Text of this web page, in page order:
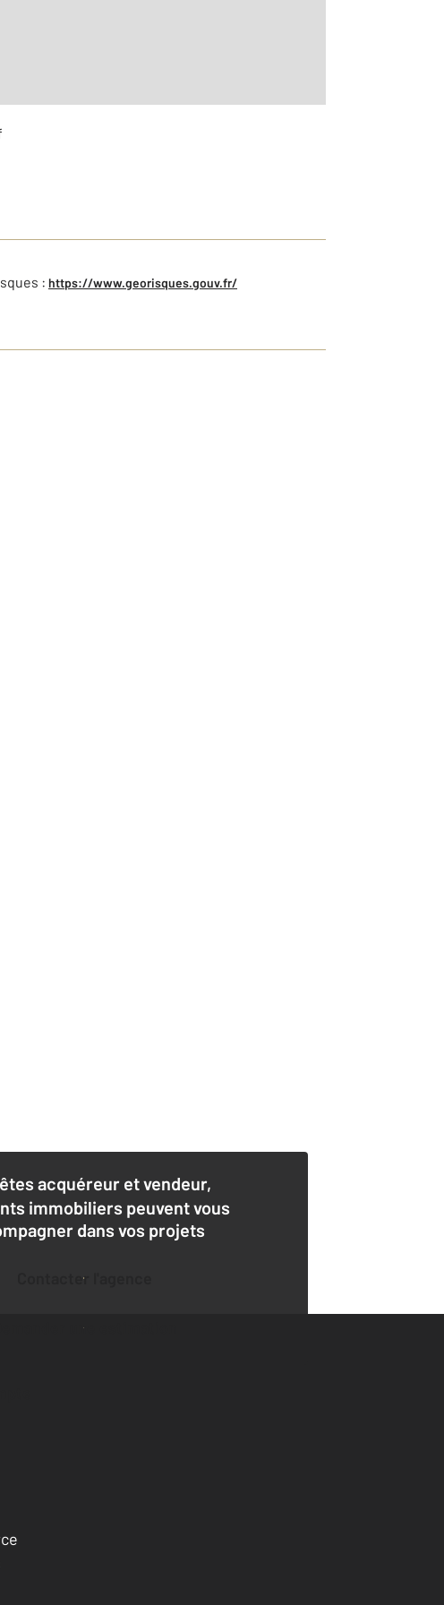
: https://www.georisques.gouv.fr/
acquéreur et vendeur,
immobiliers peuvent vous
dans vos projets
Contacter l'agence
Demander une estimation